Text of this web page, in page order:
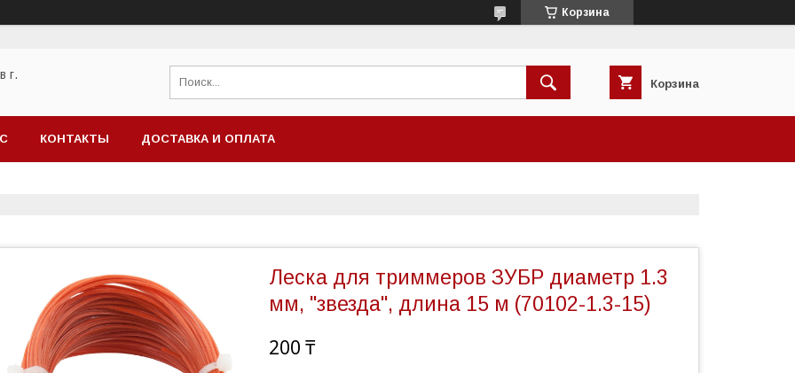
Корзина
г.
Корзина
КОНТАКТЫ ДОСТАВКА И ОПЛАТА
Леска для триммеров ЗУБР диаметр 1.3
мм, "звезда", длина 15 м (70102-1.3-15)
200 ₸